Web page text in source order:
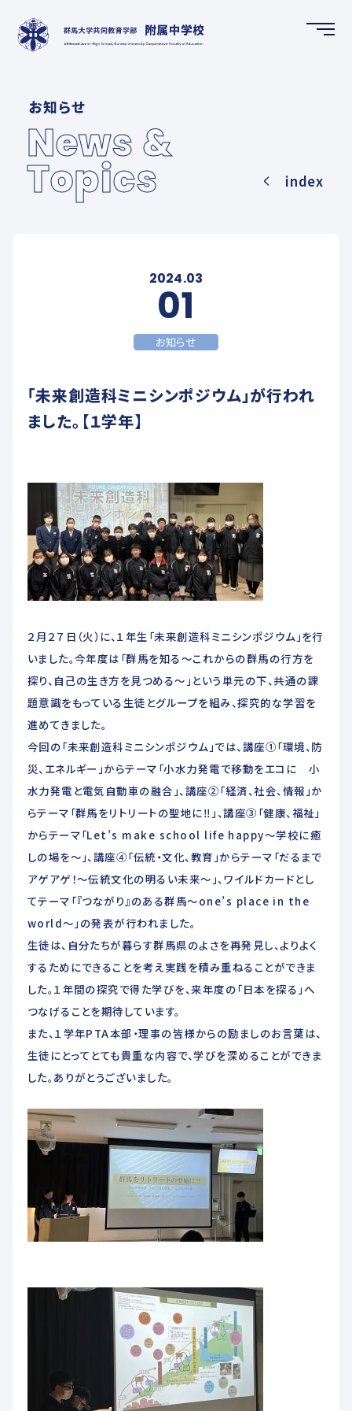
ホーム
NEWS & TOPICS
学校案内
FUTURE CREATION DEPARTMENT
ADMISSIONS
教育関係者へ
交通アクセス
お問い合わせ
各種届出用紙ダウンロード
お知らせ
News &
Topics index
2024.03
01
お知らせ
「未来創造科ミニシンポジウム」が行われ
ました。【１学年】
２月２７日（火）に、１年生「未来創造科ミニシンポジウム」を行
いました。今年度は「群馬を知る～これからの群馬の行方を
探り、自己の生き方を見つめる～」という単元の下、共通の課
題意識をもっている生徒とグループを組み、探究的な学習を
進めてきました。
今回の「未来創造科ミニシンポジウム」では、講座①「環境、防
災、エネルギー」からテーマ「小水力発電で移動をエコに 小
水力発電と電気自動車の融合」、講座②「経済、社会、情報」か
らテーマ「群馬をリトリートの聖地に‼」、講座③「健康、福祉」
からテーマ「Let’s make school life happy～学校に癒
しの場を～」、講座④「伝統・文化、教育」からテーマ「だるまで
アゲアゲ！～伝統文化の明るい未来～」、ワイルドカードとし
てテーマ「『つながり』のある群馬～one’s place in the
world～」の発表が行われました。
生徒は、自分たちが暮らす群馬県のよさを再発見し、よりよく
するためにできることを考え実践を積み重ねることができま
した。１年間の探究で得た学びを、来年度の「日本を探る」へ
つなげることを期待しています。
また、１学年PTA本部・理事の皆様からの励ましのお言葉は、
生徒にとってとても貴重な内容で、学びを深めることができま
した。ありがとうございました。